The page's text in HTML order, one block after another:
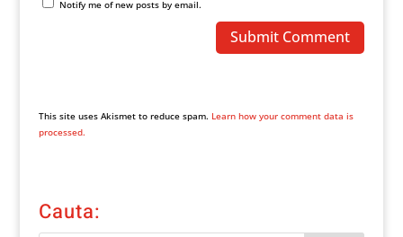
Notify me of new posts by email.
This site uses Akismet to reduce spam. Learn how your comment data is
processed.
Cauta: